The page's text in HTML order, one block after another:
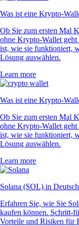
Was ist eine Krypto-
Ob Sie zum ersten Mal
ohne Krypto-Wallet
ist, wie sie funktioniert,
Lösung auswählen.
Learn more
Was ist eine Krypto-
Ob Sie zum ersten Mal
ohne Krypto-Wallet
ist, wie sie funktioniert,
Lösung auswählen.
Learn more
Solana (SOL) in
Erfahren Sie, wie Sie
kaufen können. Schritt-
Vorteile und Risiken für